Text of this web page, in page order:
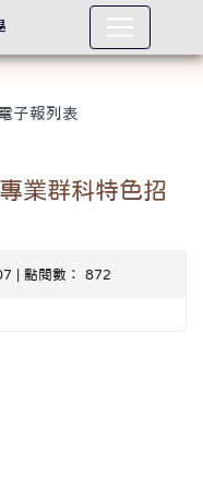
子報列表
業群科特色招
| 點閱數： 872